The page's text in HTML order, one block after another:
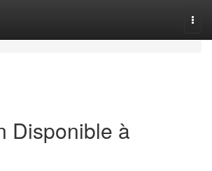
Disponible à